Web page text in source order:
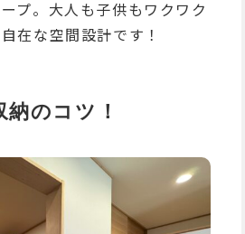
プ。大人も子供もワクワク
在な空間設計です！
のコツ！